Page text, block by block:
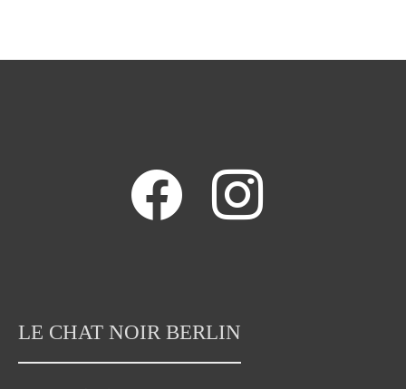
facebook instagram
LE CHAT NOIR BERLIN